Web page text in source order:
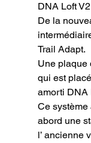
DNA Loft
De la
Trail Adapt.
Une plaque
qui est
amorti DNA
Ce système
abord une
l’ ancienne